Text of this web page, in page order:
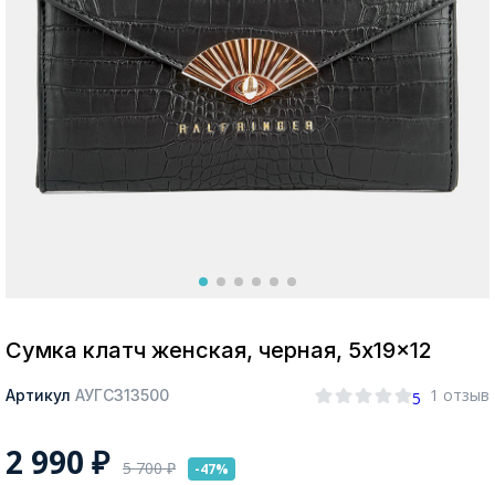
Москва
Сумка клатч женская, черная, 5x19x12
Артикул АУГС313500 5 1 отзыв
2 990 ₽ 5 700₽ -47%